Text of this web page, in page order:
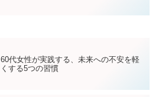
60代女性が実践する、未来への不安を軽
くする5つの習慣